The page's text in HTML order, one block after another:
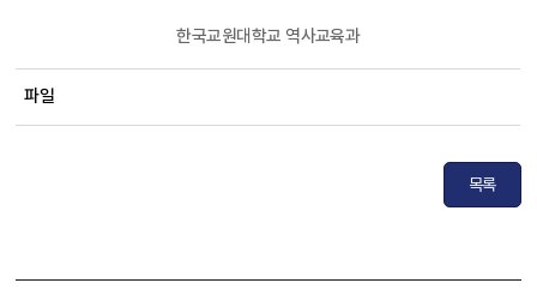
한국교원대학교 역사교육과
파일
목록